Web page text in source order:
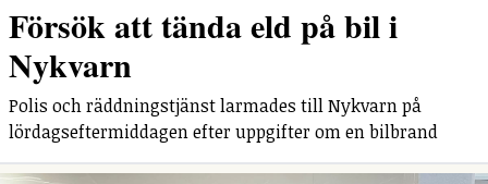
Försök att tända eld på bil i
Nykvarn
Polis och räddningstjänst larmades till Nykvarn på
lördagseftermiddagen efter uppgifter om en bilbrand